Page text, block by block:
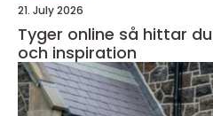
21. July 2026
Tyger online så hittar du rätt kvalitet, pris
och inspiration